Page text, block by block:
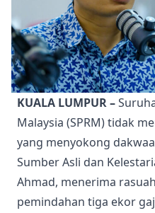
KUALA LUMPUR –
Malaysia (SPRM) tidak
yang menyokong
Sumber Asli dan
Ahmad, menerima
pemindahan tiga ekor